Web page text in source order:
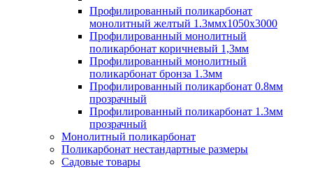
Профилированный поликарбонат
монолитный желтый 1.3ммх1050х3000
Профилированный монолитный
поликарбонат коричневый 1,3мм
Профилированный монолитный
поликарбонат бронза 1.3мм
Профилированный поликарбонат 0.8мм
прозрачный
Профилированный поликарбонат 1.3мм
прозрачный
Монолитный поликарбонат
Поликарбонат нестандартные размеры
Садовые товары